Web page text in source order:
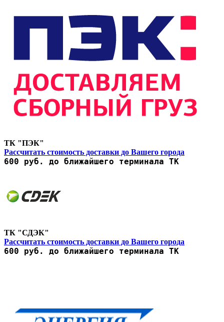
ТК "ПЭК"
Рассчитать стоимость доставки до Вашего города
600 руб. до ближайшего терминала ТК
ТК "СДЭК"
Рассчитать стоимость доставки до Вашего города
600 руб. до ближайшего терминала ТК